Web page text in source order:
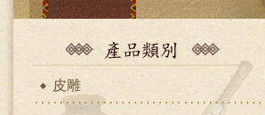
皮雕